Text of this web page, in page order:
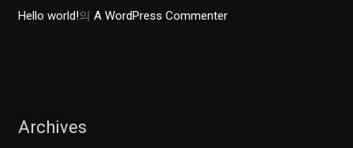
Hello world!의A WordPress Commenter
Archives